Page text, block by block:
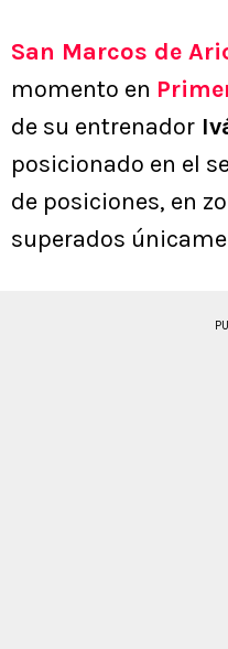
San Marcos de
momento en
de su entrenador
posicionado en el
de posiciones, en
superados